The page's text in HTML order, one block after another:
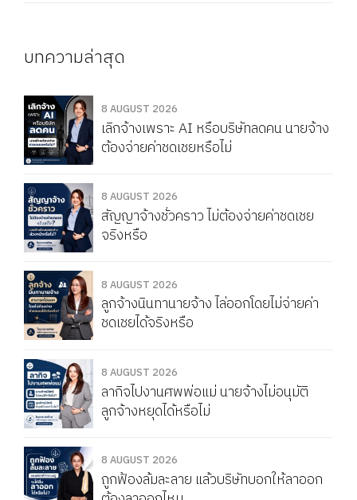
บทความล่าสุด
8 AUGUST 2026
เลิกจ้างเพราะ AI หรือบริษัทลดคน นายจ้าง
ต้องจ่ายค่าชดเชยหรือไม่
8 AUGUST 2026
สัญญาจ้างชั่วคราว ไม่ต้องจ่ายค่าชดเชย
จริงหรือ
8 AUGUST 2026
ลูกจ้างนินทานายจ้าง ไล่ออกโดยไม่จ่ายค่า
ชดเชยได้จริงหรือ
8 AUGUST 2026
ลากิจไปงานศพพ่อแม่ นายจ้างไม่อนุมัติ
ลูกจ้างหยุดได้หรือไม่
8 AUGUST 2026
ถูกฟ้องล้มละลาย แล้วบริษัทบอกให้ลาออก